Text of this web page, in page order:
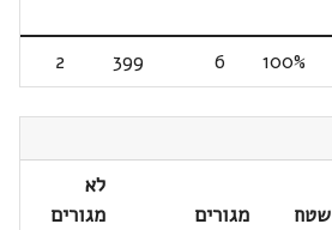
100%
6
399
2
שטח
מגורים
לא
מגורים